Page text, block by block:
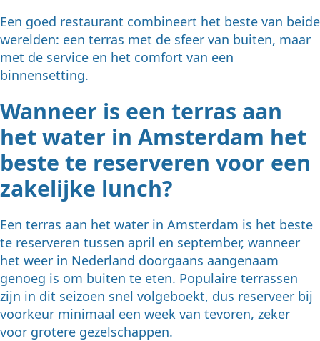
Een goed restaurant combineert het beste van beide
werelden: een terras met de sfeer van buiten, maar
met de service en het comfort van een
binnensetting.
Wanneer is een terras aan
het water in Amsterdam het
beste te reserveren voor een
zakelijke lunch?
Een terras aan het water in Amsterdam is het beste
te reserveren tussen april en september, wanneer
het weer in Nederland doorgaans aangenaam
genoeg is om buiten te eten. Populaire terrassen
zijn in dit seizoen snel volgeboekt, dus reserveer bij
voorkeur minimaal een week van tevoren, zeker
voor grotere gezelschappen.